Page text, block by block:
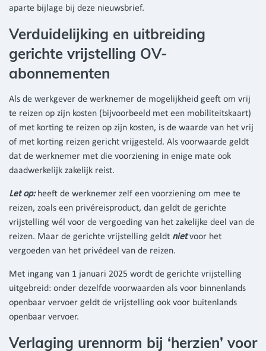
aparte bijlage bij deze nieuwsbrief.
Verduidelijking en uitbreiding
gerichte vrijstelling OV-
abonnementen
Als de werkgever de werknemer de mogelijkheid geeft om vrij
te reizen op zijn kosten (bijvoorbeeld met een mobiliteitskaart)
of met korting te reizen op zijn kosten, is de waarde van het vrij
of met korting reizen gericht vrijgesteld. Als voorwaarde geldt
dat de werknemer met die voorziening in enige mate ook
daadwerkelijk zakelijk reist.
Let op:heeft de werknemer zelf een voorziening om mee te
reizen, zoals een privéreisproduct, dan geldt de gerichte
vrijstelling wél voor de vergoeding van het zakelijke deel van de
reizen. Maar de gerichte vrijstelling geldt nietvoor het
vergoeden van het privédeel van de reizen.
Met ingang van 1 januari 2025 wordt de gerichte vrijstelling
uitgebreid: onder dezelfde voorwaarden als voor binnenlands
openbaar vervoer geldt de vrijstelling ook voor buitenlands
openbaar vervoer.
Verlaging urennorm bij ‘herzien’ voor